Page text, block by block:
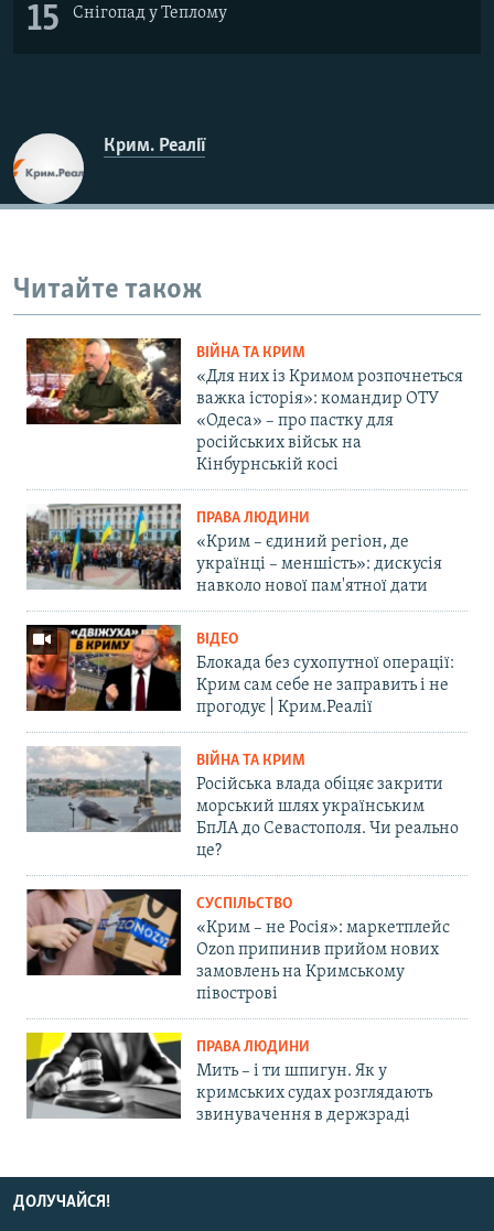
15 Снігопад у Теплому
Крим. Реалії
Читайте також
ВІЙНА ТА КРИМ
«Для них із Кримом розпочнеться
важка історія»: командир ОТУ
«Одеса» – про пастку для
російських військ на
Кінбурнській косі
ПРАВА ЛЮДИНИ
«Крим – єдиний регіон, де
українці – меншість»: дискусія
навколо нової пам'ятної дати
ВІДЕО
Блокада без сухопутної операції:
Крим сам себе не заправить і не
прогодує | Крим.Реалії
ВІЙНА ТА КРИМ
Російська влада обіцяє закрити
морський шлях українським
БпЛА до Севастополя. Чи реально
це?
СУСПІЛЬСТВО
«Крим – не Росія»: маркетплейс
Ozon припинив прийом нових
замовлень на Кримському
півострові
ПРАВА ЛЮДИНИ
Мить – і ти шпигун. Як у
кримських судах розглядають
звинувачення в держзраді
ДОЛУЧАЙСЯ!